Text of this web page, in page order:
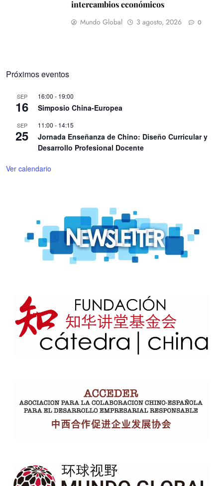
intercambios económicos
Mundo Global 3 agosto, 2026 0
Próximos eventos
SEP
16
16:00 - 19:00
Simposio China-Europea
SEP
25
11:00 - 14:15
Jornada Enseñanza de Chino: Diseño Curricular y
Desarrollo Profesional Docente
Ver calendario